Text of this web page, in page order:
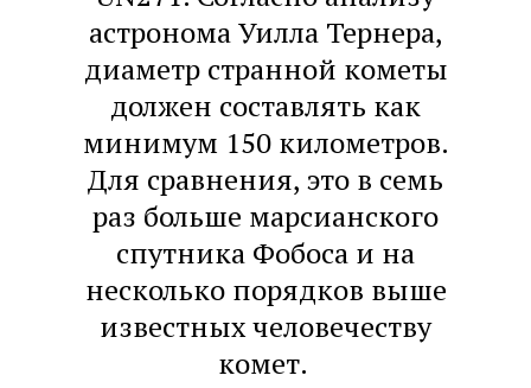
астронома Уилла Тернера,
диаметр странной кометы
должен составлять как
минимум 150 километров.
Для сравнения, это в семь
раз больше марсианского
спутника Фобоса и на
несколько порядков выше
известных человечеству
комет.